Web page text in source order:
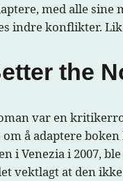
med alle
indre konflikter.
the
var en
om å adaptere
i Venezia i 2007,
vektlagt at den